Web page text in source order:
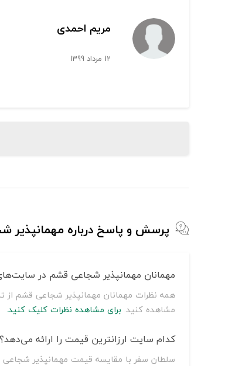
مریم احمدی
12 مرداد 1399
پرسش و پاسخ درباره
مهمانان مهمانپذیر شجاعی قشم در
همه نظرات مهمانان مهمانپذیر شجاعی قشم از
مشاهده کنید. برای مشاهده نظرات کلیک کنید.
کدام سایت ارزانترین قیمت را ارائه می‌دهد؟